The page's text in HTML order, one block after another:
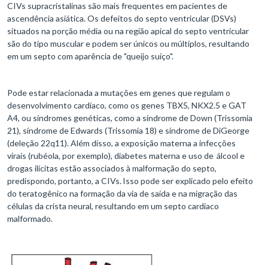
CIVs supracristalinas são mais frequentes em pacientes de
ascendência asiática. Os defeitos do septo ventricular (DSVs)
situados na porção média ou na região apical do septo ventricular
são do tipo muscular e podem ser únicos ou múltiplos, resultando
em um septo com aparência de "queijo suíço".
Pode estar relacionada a mutações em genes que regulam o
desenvolvimento cardíaco, como os genes TBX5, NKX2.5 e GAT
A4, ou síndromes genéticas, como a síndrome de Down (Trissomia
21), síndrome de Edwards (Trissomia 18) e síndrome de DiGeorge
(deleção 22q11). Além disso, a exposição materna a infecções
virais (rubéola, por exemplo), diabetes materna e uso de álcool e
drogas ilícitas estão associados à malformação do septo,
predispondo, portanto, a CIVs. Isso pode ser explicado pelo efeito
do teratogênico na formação da via de saída e na migração das
células da crista neural, resultando em um septo cardíaco
malformado.